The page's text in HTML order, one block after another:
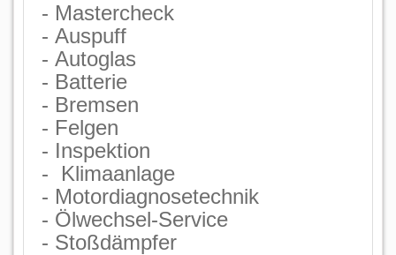
- Mastercheck
- Auspuff
- Autoglas
- Batterie
- Bremsen
- Felgen
- Inspektion
- Klimaanlage
- Motordiagnosetechnik
- Ölwechsel-Service
- Stoßdämpfer